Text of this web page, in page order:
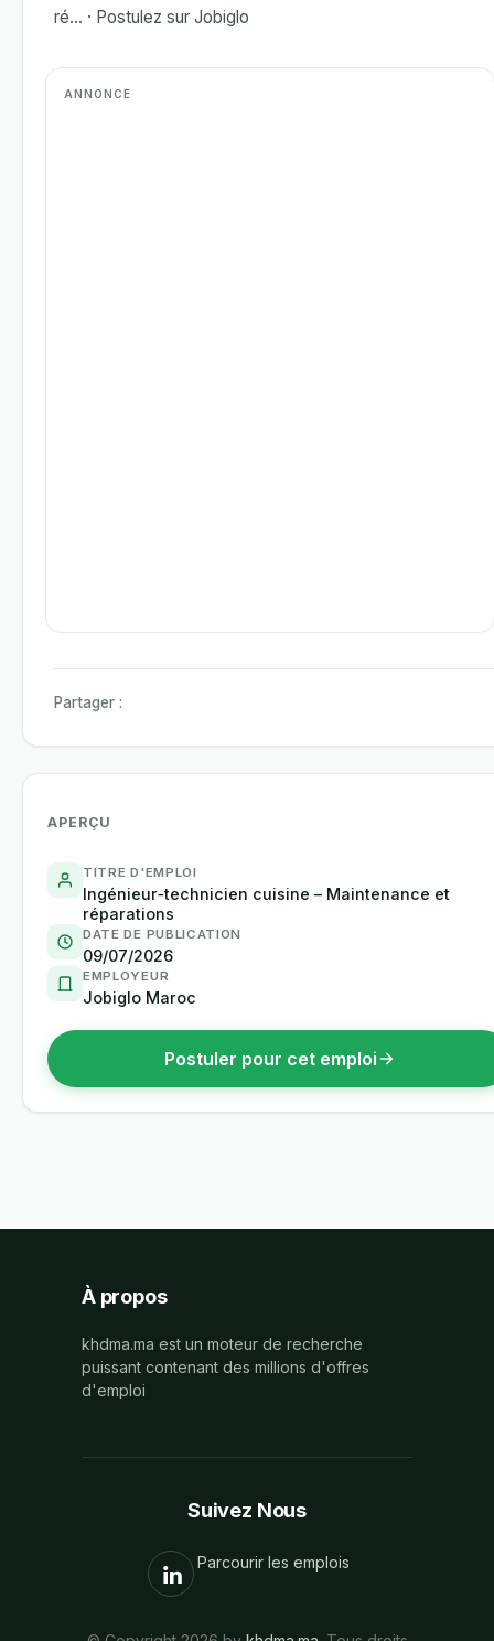
ré... · Postulez sur Jobiglo
Partager :
APERÇU
TITRE D'EMPLOI
Ingénieur‑technicien cuisine – Maintenance et
réparations
DATE DE PUBLICATION
09/07/2026
EMPLOYEUR
Jobiglo Maroc
Postuler pour cet emploi
À propos
khdma.ma est un moteur de recherche
puissant contenant des millions d'offres
d'emploi
Suivez Nous
Parcourir les emplois